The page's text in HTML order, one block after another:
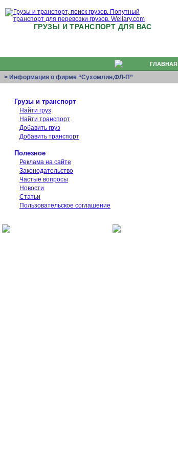
ГРУЗЫ И ТРАНСПОРТ ДЛЯ ВАС
ГЛАВНАЯ
> Информация о фирме “Сухомлин,ФЛ-П”
Грузы и транспорт
Найти груз
Найти транспорт
Добавить груз
Добавить транспорт
Полезное
Реклама на сайте
Законодательство
Частые вопросы
Новости
Статьи
Пользовательское соглашение